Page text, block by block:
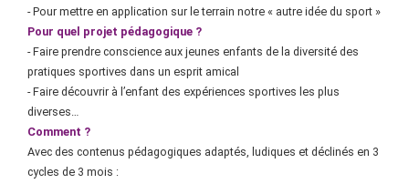
- Pour mettre en application sur le terrain notre « autre idée du sport »
Pour quel projet pédagogique ?
- Faire prendre conscience aux jeunes enfants de la diversité des
pratiques sportives dans un esprit amical
- Faire découvrir à l’enfant des expériences sportives les plus
diverses…
Comment ?
Avec des contenus pédagogiques adaptés, ludiques et déclinés en 3
cycles de 3 mois :